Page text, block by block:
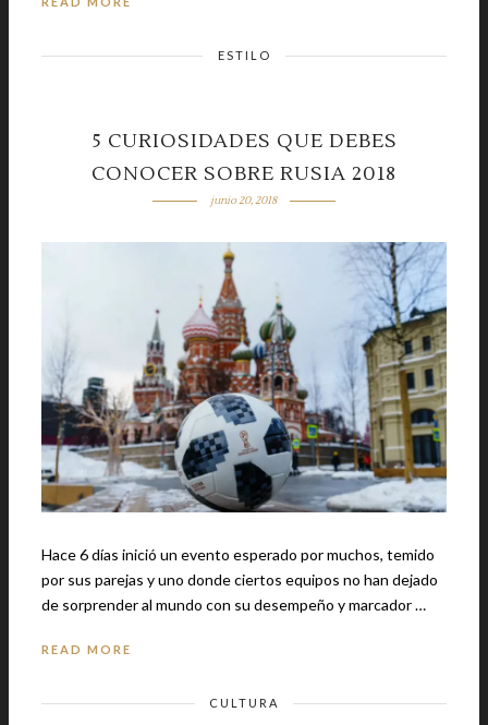
ESTILO
5 CURIOSIDADES QUE DEBES
CONOCER SOBRE RUSIA 2018
junio 20, 2018
Hace 6 días inició un evento esperado por muchos, temido
por sus parejas y uno donde ciertos equipos no han dejado
de sorprender al mundo con su desempeño y marcador …
READ MORE
CULTURA